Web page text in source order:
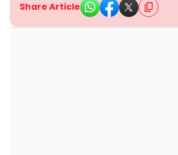
Share Article